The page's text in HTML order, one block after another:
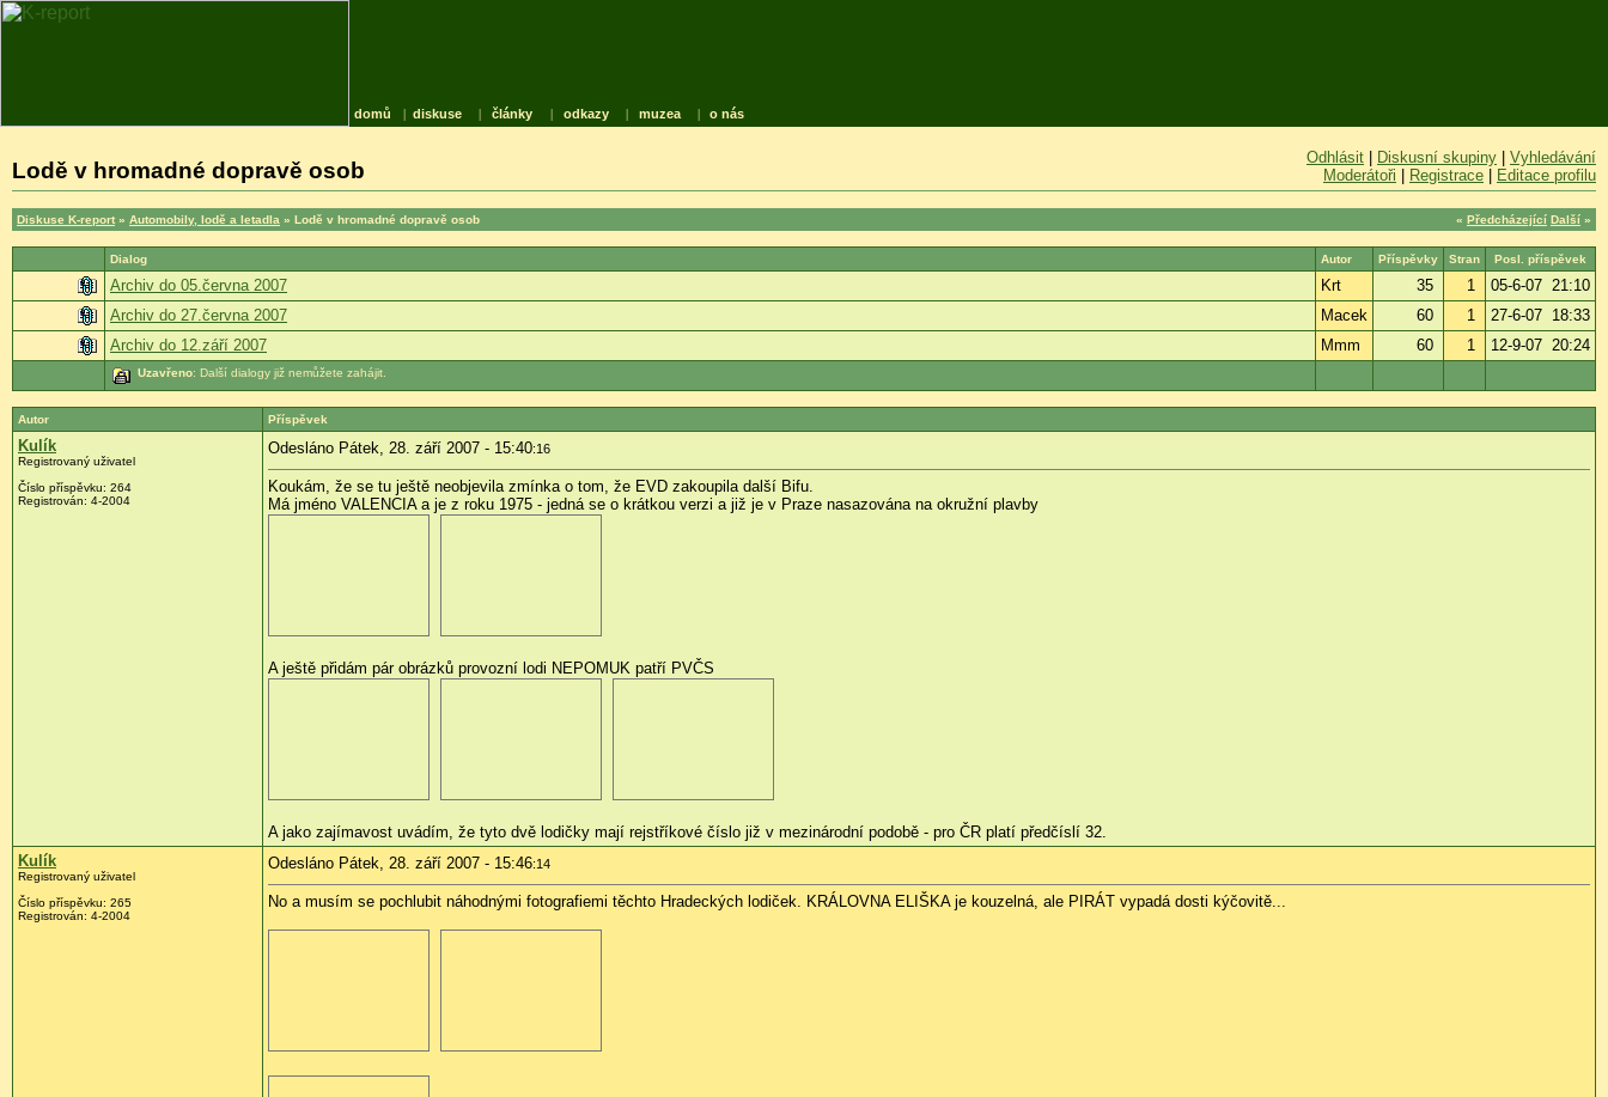
domů | diskuse | články | odkazy | muzea | o nás
Lodě v hromadné dopravě osob
Odhlásit Diskusní skupiny
Vyhledávání
Moderátoři
Registrace Editace profilu
Diskuse K-report » Automobily, lodě a letadla » Lodě v hromadné dopravě osob « Předcházející Další »
Dialog Autor Příspěvky Stran Posl. příspěvek
Archiv do 05.června 2007 Krt 35 1
05-6-07 21:10
Archiv do 27.června 2007
Macek 60 1
27-6-07 18:33
Archiv do 12.září 2007
Mmm 60 1 12-9-07 20:24
Uzavřeno: Další dialogy již nemůžete zahájit.
Autor Příspěvek
Kulík
Registrovaný uživatel
Číslo příspěvku: 264
Registrován: 4-2004
Odesláno Pátek, 28. září 2007 - 15:40:16
Koukám, že se tu ještě neobjevila zmínka o tom, že EVD zakoupila další Bifu.
Má jméno VALENCIA a je z roku 1975 - jedná se o krátkou verzi a již je v Praze nasazována na okružní plavby
A ještě přidám pár obrázků provozní lodi NEPOMUK patří PVČS
A jako zajímavost uvádím, že tyto dvě lodičky mají rejstříkové číslo již v mezinárodní podobě - pro ČR platí předčíslí 32.
Kulík
Registrovaný uživatel
Číslo příspěvku: 265
Registrován: 4-2004
Odesláno Pátek, 28. září 2007 - 15:46:14
No a musím se pochlubit náhodnými fotografiemi těchto Hradeckých lodiček. KRÁLOVNA ELIŠKA je kouzelná, ale PIRÁT vypadá dosti kýčovitě...